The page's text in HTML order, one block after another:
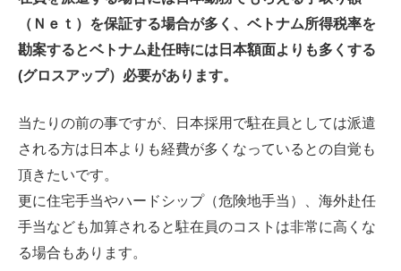
（Ｎｅｔ）を保証する場合が多く、ベトナム所得税率を
勘案するとベトナム赴任時には日本額面よりも多くする
(グロスアップ）必要があります。
当たりの前の事ですが、日本採用で駐在員としては派遣
される方は日本よりも経費が多くなっているとの自覚も
頂きたいです。
更に住宅手当やハードシップ（危険地手当）、海外赴任
手当なども加算されると駐在員のコストは非常に高くな
る場合もあります。